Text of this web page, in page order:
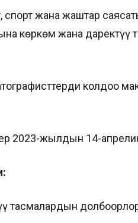
жана жаштар
көркөм жана
колдоо
2023-жылдын 14-
тасмалардын